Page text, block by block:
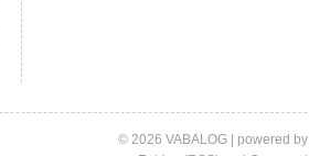
© 2026 VABALOG | powered by